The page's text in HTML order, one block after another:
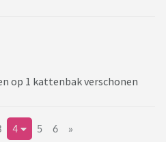
op 1 kattenbak verschonen
4 5 6 »